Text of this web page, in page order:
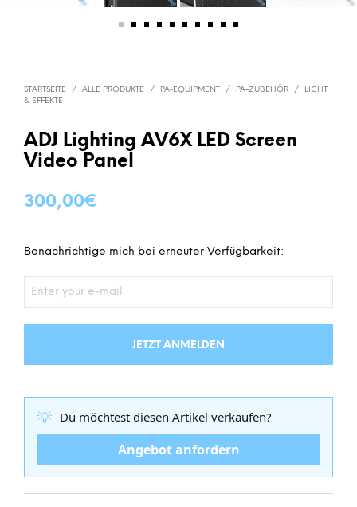
STARTSEITE / ALLE PRODUKTE / PA-EQUIPMENT / PA-ZUBEHÖR /
LICHT
& EFFEKTE
ADJ Lighting AV6X LED Screen
Video Panel
300,00€
Benachrichtige mich bei erneuter Verfügbarkeit:
JETZT ANMELDEN
💡 Du möchtest diesen Artikel verkaufen?
Angebot anfordern